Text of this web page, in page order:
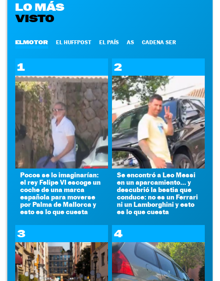
LO MÁS
VISTO
ELMOTOR EL HUFFPOST EL PAÍS AS CADENA SER
1
Pocos se lo imaginarían:
el rey Felipe VI escoge un
coche de una marca
española para moverse
por Palma de Mallorca y
esto es lo que cuesta
2
Se encontró a Leo Messi
en un aparcamiento... y
descubrió la bestia que
conduce: no es un Ferrari
ni un Lamborghini y esto
es lo que cuesta
3 4